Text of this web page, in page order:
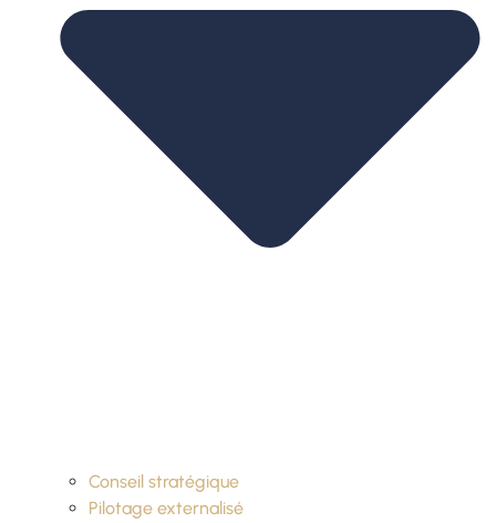
Conseil stratégique
Pilotage externalisé